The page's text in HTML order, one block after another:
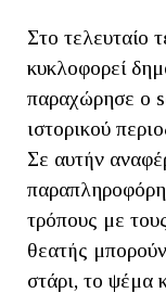
Στο τελευταίο
κυκλοφορεί
παραχώρησε o
ιστορικού
Σε αυτήν
τρόπους με
θεατής
στάρι, το ψέμα